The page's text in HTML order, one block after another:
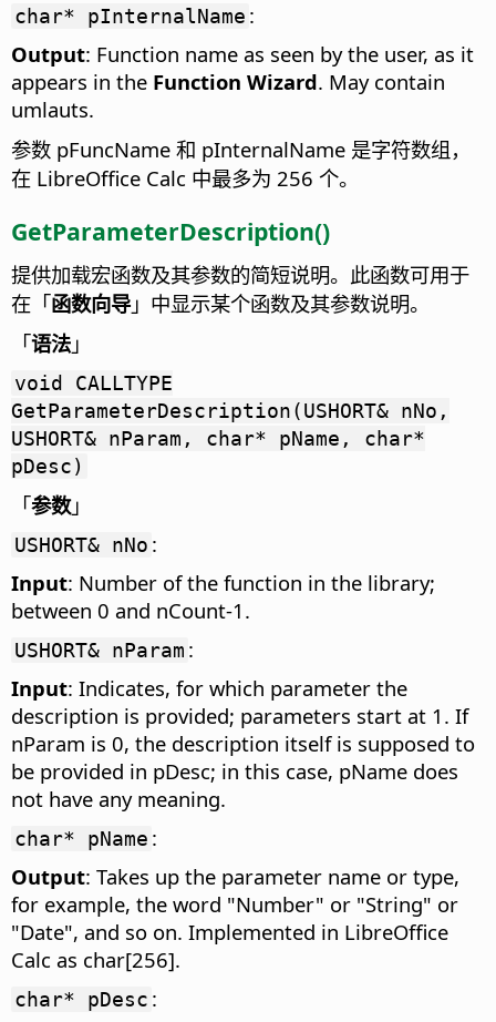
char* pInternalName :
Output: Function name as seen by the user, as it
appears in the Function Wizard. May contain
umlauts.
参数 pFuncName 和 pInternalName 是字符数组，
在 LibreOffice Calc 中最多为 256 个。
GetParameterDescription()
提供加载宏函数及其参数的简短说明。此函数可用于
在「函数向导 」中显示某个函数及其参数说明。
「语法 」
void CALLTYPE
GetParameterDescription(USHORT& nNo,
USHORT& nParam, char* pName, char*
pDesc)
「参数」
USHORT& nNo :
Input: Number of the function in the library;
between 0 and nCount-1.
USHORT& nParam :
Input: Indicates, for which parameter the
description is provided; parameters start at 1. If
nParam is 0, the description itself is supposed to
be provided in pDesc; in this case, pName does
not have any meaning.
char* pName :
Output: Takes up the parameter name or type,
for example, the word "Number" or "String" or
"Date", and so on. Implemented in LibreOffice
Calc as char[256].
char* pDesc :